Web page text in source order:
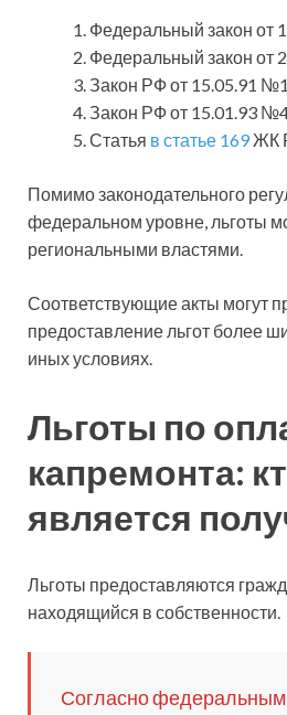
Федеральный закон от
Федеральный закон от
Закон РФ от 15.05.91
Закон РФ от 15.01.93
Статья в статье 169 ЖК
Помимо законодательного
федеральном уровне, льготы
региональными властями.
Соответствующие акты могут
предоставление льгот более
иных условиях.
Льготы по
капремонта:
является
Льготы предоставляются
находящийся в собственности.
Согласно